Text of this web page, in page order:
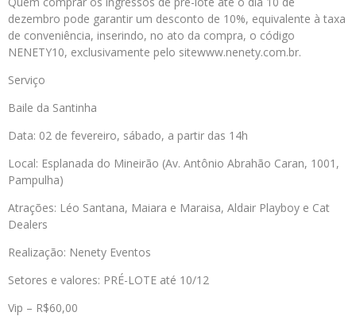
dezembro pode garantir um desconto de 10%, equivalente à taxa
de conveniência, inserindo, no ato da compra, o código
NENETY10, exclusivamente pelo sitewww.nenety.com.br.
Serviço
Baile da Santinha
Data: 02 de fevereiro, sábado, a partir das 14h
Local: Esplanada do Mineirão (Av. Antônio Abrahão Caran, 1001,
Pampulha)
Atrações: Léo Santana, Maiara e Maraisa, Aldair Playboy e Cat
Dealers
Realização: Nenety Eventos
Setores e valores: PRÉ-LOTE até 10/12
Vip – R$60,00